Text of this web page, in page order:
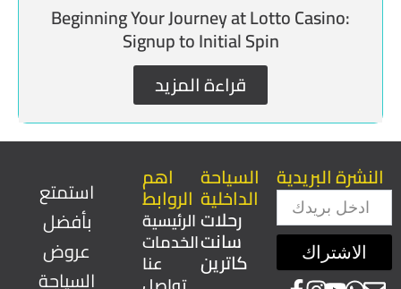
Beginning Your Journey at Lotto Casino:
Signup to Initial Spin
قراءة المزيد
استمتع
بأفضل
عروض
السياحة
اهم
الروابط
الرئيسية
الخدمات
عنا
السياحة
الداخلية
رحلات
سانت
كاترين
النشرة البريدية
Email
الاشتراك